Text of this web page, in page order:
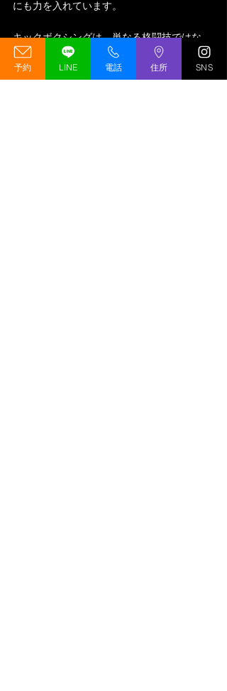
にも力を入れています。
キックボクシングは、単なる格闘技ではな
く、ダイエット、ストレス発散、体力向上に
も最適なスポーツです。興味がある方は、ぜ
予約 LINE 電話 住所 SNS